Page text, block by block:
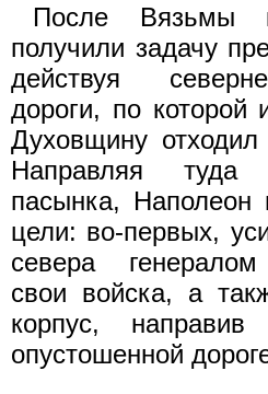
После Вязьмы
получили задачу
действуя
дороги, по которой
Духовщину отходил
Направляя туда
пасынка, Наполеон
цели: во-первых,
севера
свои войска, а
корпус,
опустошенной